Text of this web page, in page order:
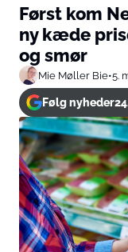
Først kom
ny kæde
og smør
Mie Møller Bie•5.
Følg